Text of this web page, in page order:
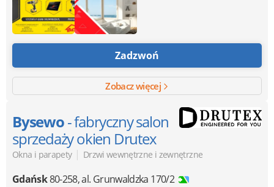
Zadzwoń
Zobacz więcej
Bysewo- fabryczny salon
sprzedaży okien Drutex
Okna i parapety | Drzwi wewnętrzne i zewnętrzne
Gdańsk80-258,al. Grunwaldzka 170/2